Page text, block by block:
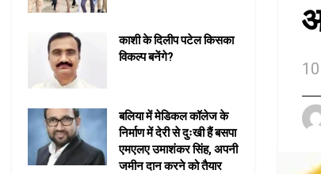
काशी के दिलीप पटेल किसका
विकल्प बनेंगे?
बलिया में मेडिकल कॉलेज के
निर्माण में देरी से दुःखी हैं बसपा
एमएलए उमाशंकर सिंह, अपनी
जमीन दान करने को तैयार